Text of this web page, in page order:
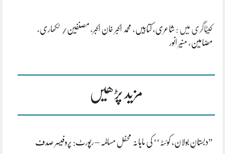
کیٹاگری میں : شاعری،کتابیں ، محمد اکبر خان اکبر ، مصنفین/ لکھاری،
مضامین ، منیر انور
مزید پڑھیں
”دبستانِ بولان، کوئٹہ‘‘ کی ماہانہ محفلِ مسالمہ – رپورٹ: پروفیسر صدف